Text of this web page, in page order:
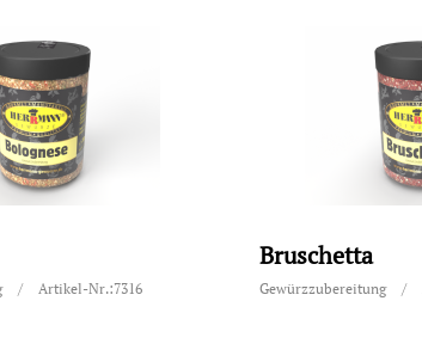
/ Artikel-Nr.:7316
Bruschetta
Gewürzzubereitung /